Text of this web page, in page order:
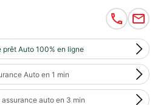
prêt Auto 100% en ligne
Auto en 1 min
auto en 3 min